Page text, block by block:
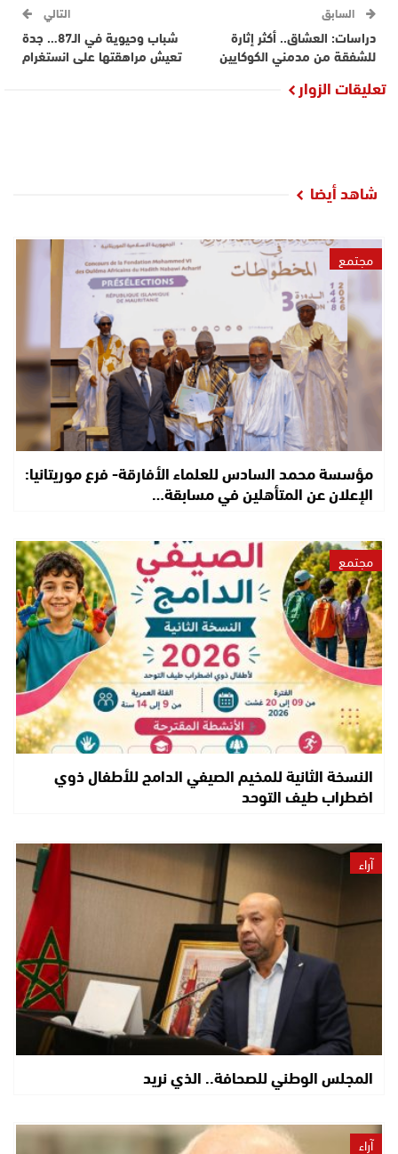
السابق
دراسات: العشاق.. أكثر إثارة
للشفقة من مدمني الكوكايين
التالي
شباب وحيوية في الـ87… جدة
تعيش مراهقتها على انستغرام
تعليقات الزوار
شاهد أيضا
مجتمع
مؤسسة محمد السادس للعلماء الأفارقة- فرع موريتانيا:
الإعلان عن المتأهلين في مسابقة…
مجتمع
النسخة الثانية للمخيم الصيفي الدامج للأطفال ذوي
اضطراب طيف التوحد
آراء
المجلس الوطني للصحافة.. الذي نريد
آراء